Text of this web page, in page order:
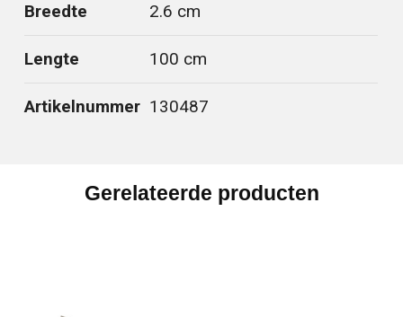
Breedte 2.6 cm
Lengte 100 cm
Artikelnummer 130487
Gerelateerde producten